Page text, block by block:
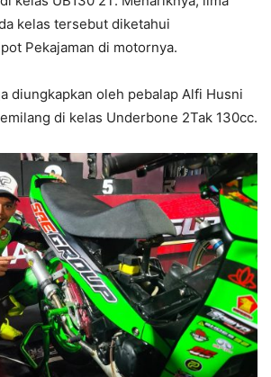
kelas tersebut diketahui
Pekajaman di motornya.
diungkapkan oleh pebalap Alfi Husni
di kelas Underbone 2Tak 130cc.